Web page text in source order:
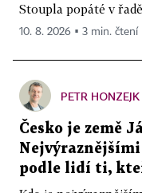
Stoupla popáté v
10. 8. 2026 ▪ 3 min. čtení
PETR HONZEJK
Česko je země
podle lidí ti,